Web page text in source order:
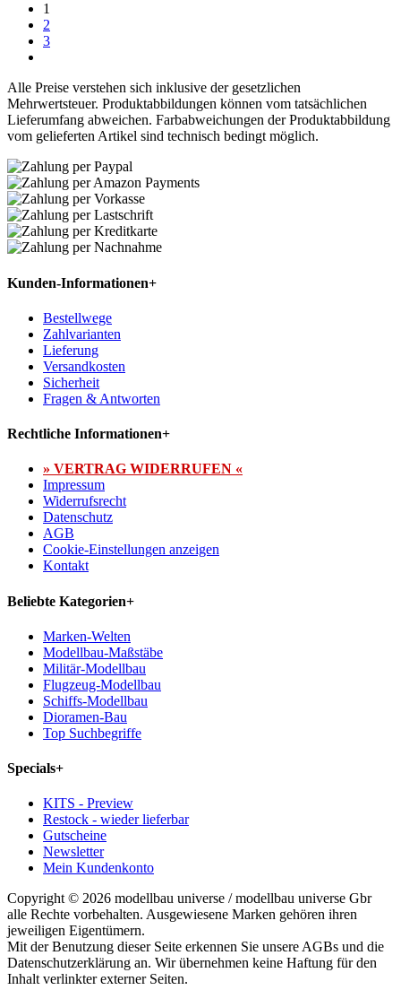
1
2
3
Alle Preise verstehen sich inklusive der gesetzlichen
Mehrwertsteuer. Produktabbildungen können vom tatsächlichen
Lieferumfang abweichen. Farbabweichungen der Produktabbildung
vom gelieferten Artikel sind technisch bedingt möglich.
Kunden-Informationen+
Bestellwege
Zahlvarianten
Lieferung
Versandkosten
Sicherheit
Fragen & Antworten
Rechtliche Informationen+
» VERTRAG WIDERRUFEN «
Impressum
Widerrufsrecht
Datenschutz
AGB
Cookie-Einstellungen anzeigen
Kontakt
Beliebte Kategorien+
Marken-Welten
Modellbau-Maßstäbe
Militär-Modellbau
Flugzeug-Modellbau
Schiffs-Modellbau
Dioramen-Bau
Top Suchbegriffe
Specials+
KITS - Preview
Restock - wieder lieferbar
Gutscheine
Newsletter
Mein Kundenkonto
Copyright © 2026 modellbau universe / modellbau universe Gbr
alle Rechte vorbehalten. Ausgewiesene Marken gehören ihren
jeweiligen Eigentümern.
Mit der Benutzung dieser Seite erkennen Sie unsere AGBs und die
Datenschutzerklärung an. Wir übernehmen keine Haftung für den
Inhalt verlinkter externer Seiten.